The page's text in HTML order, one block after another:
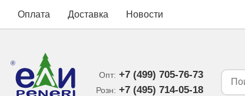
Оплата Доставка Новости
Опт: +7 (499) 705-76-73
Розн: +7 (495) 714-05-18‬